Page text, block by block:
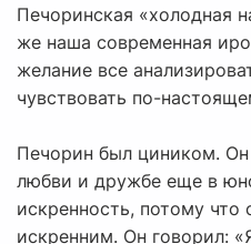
Печоринская «холодная
же наша современная
желание все
чувствовать по-
Печорин был циником.
любви и дружбе еще в
искренность, потому что
искренним. Он говорил: